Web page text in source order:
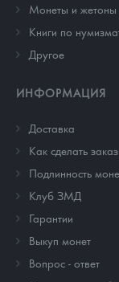
Монеты и жетоны
Книги по
Другое
ИНФОРМАЦИЯ
Доставка
Как сделать заказ
Подлинность
Клуб ЗМД
Гарантии
Выкуп монет
Вопрос - ответ